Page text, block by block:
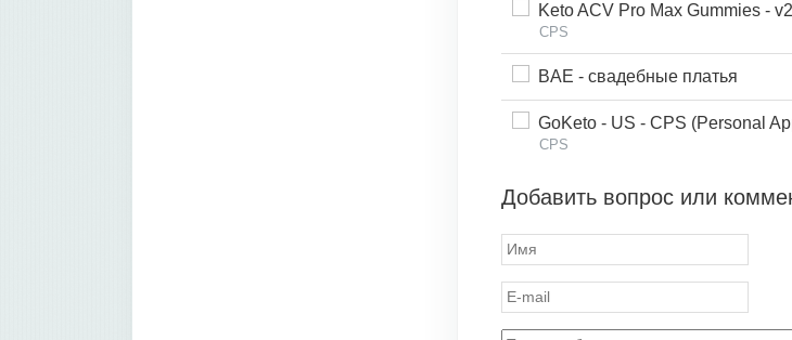
Keto ACV Pro Max Gummies - v2 - US - SS (Personal
CPS
BAE - свадебные платья
GoKeto - US - CPS (Personal
CPS
Добавить вопрос или